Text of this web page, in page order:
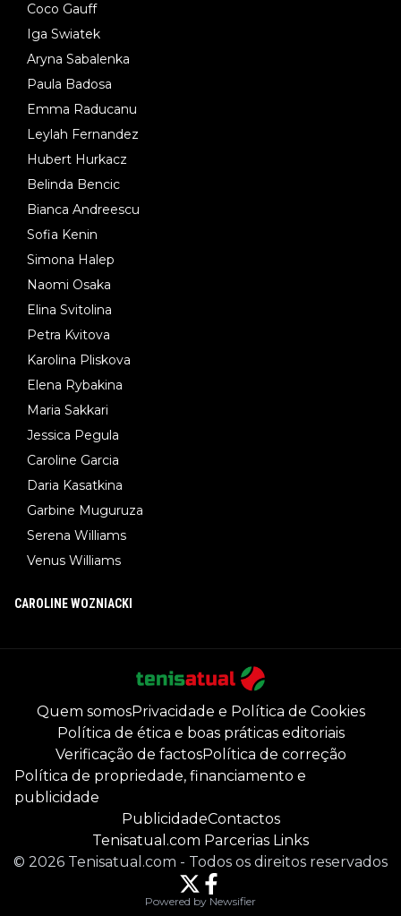
Coco Gauff
Iga Swiatek
Aryna Sabalenka
Paula Badosa
Emma Raducanu
Leylah Fernandez
Hubert Hurkacz
Belinda Bencic
Bianca Andreescu
Sofia Kenin
Simona Halep
Naomi Osaka
Elina Svitolina
Petra Kvitova
Karolina Pliskova
Elena Rybakina
Maria Sakkari
Jessica Pegula
Caroline Garcia
Daria Kasatkina
Garbine Muguruza
Serena Williams
Venus Williams
CAROLINE WOZNIACKI
Quem somosPrivacidade e Política de Cookies
Política de ética e boas práticas editoriais
Verificação de factosPolítica de correção
Política de propriedade, financiamento e
publicidade
PublicidadeContactos
Tenisatual.com Parcerias Links
© 2026 Tenisatual.com - Todos os direitos reservados
Powered by Newsifier